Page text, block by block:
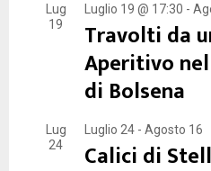
Lug
19
Luglio 19 @ 17:30 -
Travolti da
Aperitivo
di Bolsena
Lug
24
Luglio 24 - Agosto 16
Calici di